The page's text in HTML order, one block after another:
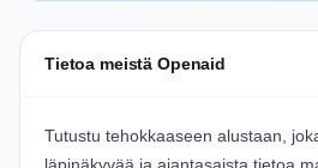
Tietoa meistä Openaid
Tutustu tehokkaaseen alustaan,